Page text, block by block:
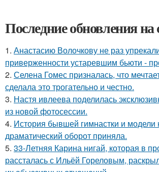
Последние обновления на
1. Анастасию Волочкову не раз
приверженности устаревшим бьюти -
2. Селена Гомес призналась, что
сделала это трогательно и честно.
3. Настя ивлеева поделилась
из новой фотосессии.
4. История бывшей гимнастки и модели
драматический оборот приняла.
5. 33-Летняя Карина нигай, которая в
рассталась с Ильёй Гореловым,